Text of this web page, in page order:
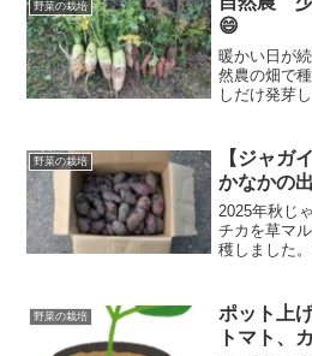
が・・・😅
野菜の栽培
😄
暖かい日が
然農の畑で
しだけ発芽
ればたくさ
野菜の栽培
【ジャガ
かなかの
2025年秋じ
チカを草マ
穫しました
いて紹介し
野菜の栽培
ポット上
トマト、